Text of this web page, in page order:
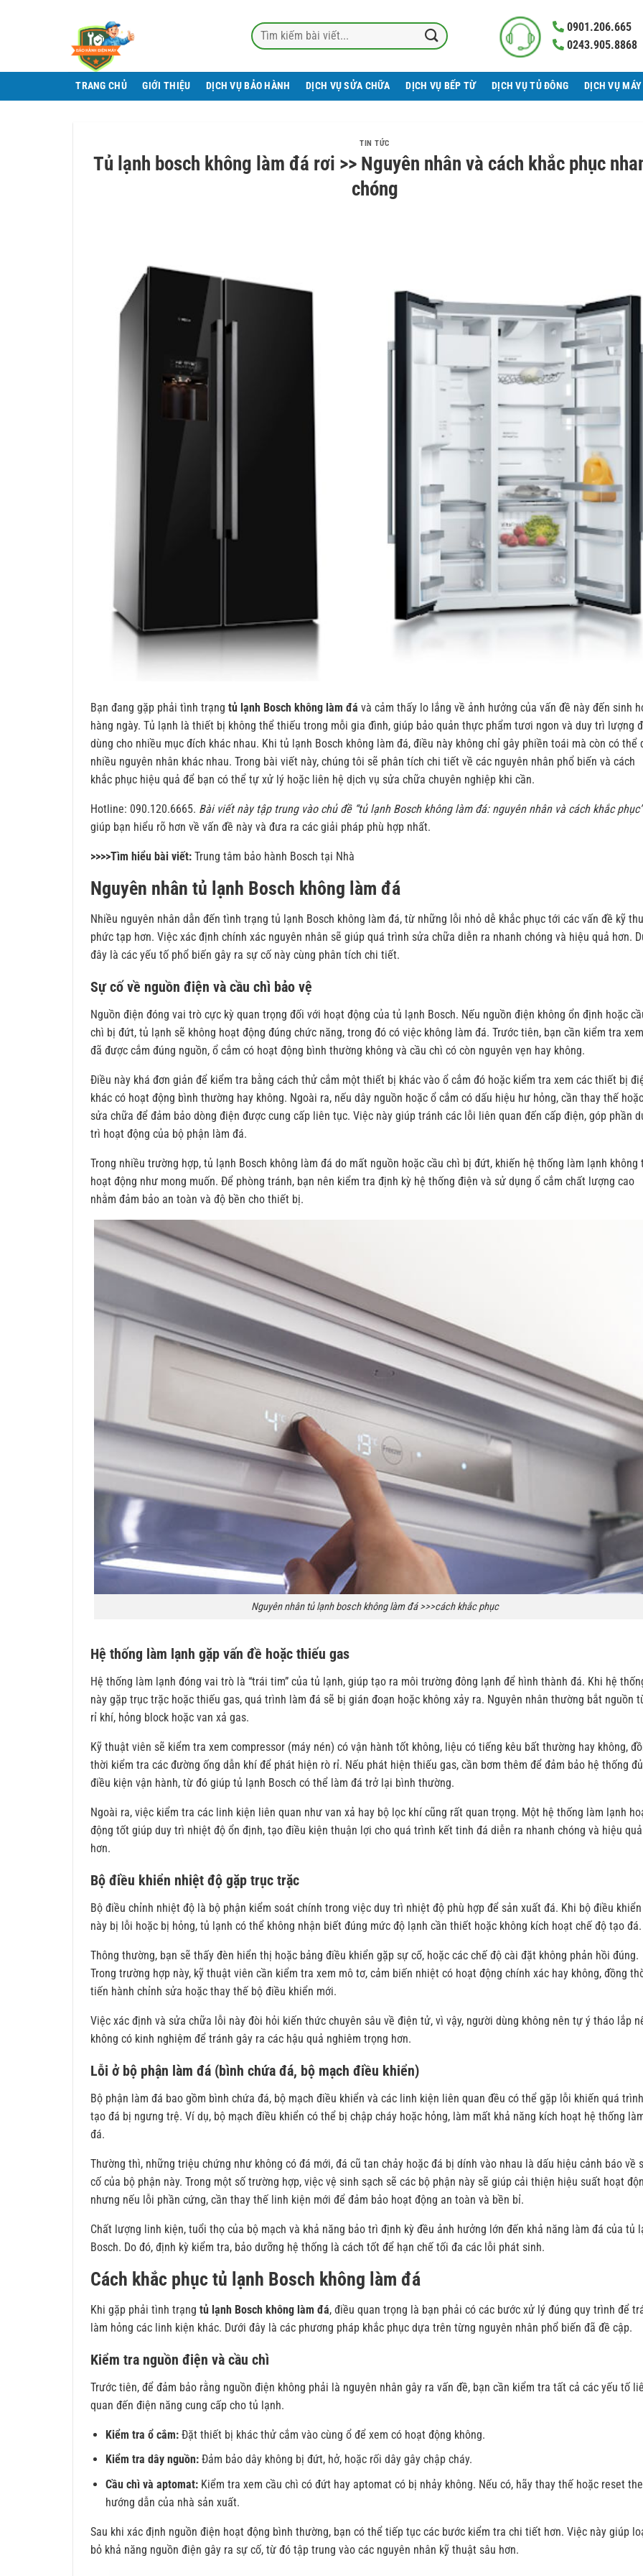
0901.206.665
0243.905.8868
TRANG CHỦ GIỚI THIỆU DỊCH VỤ BẢO HÀNH DỊCH VỤ SỬA CHỮA DỊCH VỤ BẾP TỪ DỊCH VỤ TỦ ĐÔNG DỊCH VỤ
TIN TỨC
Tủ lạnh bosch không làm đá rơi >> Nguyên nhân và cách khắc phục
chóng
Bạn đang gặp phải tình trạng tủ lạnh Bosch không làm đá và cảm thấy lo lắng về ảnh hưởng của vấn đề này đến sinh
hàng ngày. Tủ lạnh là thiết bị không thể thiếu trong mỗi gia đình, giúp bảo quản thực phẩm tươi ngon và duy trì lượng
dùng cho nhiều mục đích khác nhau. Khi tủ lạnh Bosch không làm đá, điều này không chỉ gây phiền toái mà còn có thể
nhiều nguyên nhân khác nhau. Trong bài viết này, chúng tôi sẽ phân tích chi tiết về các nguyên nhân phổ biến và cách
khắc phục hiệu quả để bạn có thể tự xử lý hoặc liên hệ dịch vụ sửa chữa chuyên nghiệp khi cần.
Hotline: 090.120.6665. Bài viết này tập trung vào chủ đề “tủ lạnh Bosch không làm đá: nguyên nhân và cách khắc phục”
giúp bạn hiểu rõ hơn về vấn đề này và đưa ra các giải pháp phù hợp nhất.
>>>>Tìm hiểu bài viết: Trung tâm bảo hành Bosch tại Nhà
Nguyên nhân tủ lạnh Bosch không làm đá
Nhiều nguyên nhân dẫn đến tình trạng tủ lạnh Bosch không làm đá, từ những lỗi nhỏ dễ khắc phục tới các vấn đề kỹ
phức tạp hơn. Việc xác định chính xác nguyên nhân sẽ giúp quá trình sửa chữa diễn ra nhanh chóng và hiệu quả hơn.
đây là các yếu tố phổ biến gây ra sự cố này cùng phân tích chi tiết.
Sự cố về nguồn điện và cầu chì bảo vệ
Nguồn điện đóng vai trò cực kỳ quan trọng đối với hoạt động của tủ lạnh Bosch. Nếu nguồn điện không ổn định hoặc
chì bị đứt, tủ lạnh sẽ không hoạt động đúng chức năng, trong đó có việc không làm đá. Trước tiên, bạn cần kiểm tra
đã được cắm đúng nguồn, ổ cắm có hoạt động bình thường không và cầu chì có còn nguyên vẹn hay không.
Điều này khá đơn giản để kiểm tra bằng cách thử cắm một thiết bị khác vào ổ cắm đó hoặc kiểm tra xem các thiết bị
khác có hoạt động bình thường hay không. Ngoài ra, nếu dây nguồn hoặc ổ cắm có dấu hiệu hư hỏng, cần thay thế hoặc
sửa chữa để đảm bảo dòng điện được cung cấp liên tục. Việc này giúp tránh các lỗi liên quan đến cấp điện, góp phần
trì hoạt động của bộ phận làm đá.
Trong nhiều trường hợp, tủ lạnh Bosch không làm đá do mất nguồn hoặc cầu chì bị đứt, khiến hệ thống làm lạnh không
hoạt động như mong muốn. Để phòng tránh, bạn nên kiểm tra định kỳ hệ thống điện và sử dụng ổ cắm chất lượng cao
nhằm đảm bảo an toàn và độ bền cho thiết bị.
Nguyên nhân tủ lạnh bosch không làm đá >>>cách khắc phục
Hệ thống làm lạnh gặp vấn đề hoặc thiếu gas
Hệ thống làm lạnh đóng vai trò là “trái tim” của tủ lạnh, giúp tạo ra môi trường đông lạnh để hình thành đá. Khi hệ
này gặp trục trặc hoặc thiếu gas, quá trình làm đá sẽ bị gián đoạn hoặc không xảy ra. Nguyên nhân thường bắt nguồn
rỉ khí, hỏng block hoặc van xả gas.
Kỹ thuật viên sẽ kiểm tra xem compressor (máy nén) có vận hành tốt không, liệu có tiếng kêu bất thường hay không,
thời kiểm tra các đường ống dẫn khí để phát hiện rò rỉ. Nếu phát hiện thiếu gas, cần bơm thêm để đảm bảo hệ thống đủ
điều kiện vận hành, từ đó giúp tủ lạnh Bosch có thể làm đá trở lại bình thường.
Ngoài ra, việc kiểm tra các linh kiện liên quan như van xả hay bộ lọc khí cũng rất quan trọng. Một hệ thống làm lạnh
động tốt giúp duy trì nhiệt độ ổn định, tạo điều kiện thuận lợi cho quá trình kết tinh đá diễn ra nhanh chóng và hiệu quả
hơn.
Bộ điều khiển nhiệt độ gặp trục trặc
Bộ điều chỉnh nhiệt độ là bộ phận kiểm soát chính trong việc duy trì nhiệt độ phù hợp để sản xuất đá. Khi bộ điều khiển
này bị lỗi hoặc bị hỏng, tủ lạnh có thể không nhận biết đúng mức độ lạnh cần thiết hoặc không kích hoạt chế độ tạo đá.
Thông thường, bạn sẽ thấy đèn hiển thị hoặc bảng điều khiển gặp sự cố, hoặc các chế độ cài đặt không phản hồi đúng.
Trong trường hợp này, kỹ thuật viên cần kiểm tra xem mô tơ, cảm biến nhiệt có hoạt động chính xác hay không, đồng
tiến hành chỉnh sửa hoặc thay thế bộ điều khiển mới.
Việc xác định và sửa chữa lỗi này đòi hỏi kiến thức chuyên sâu về điện tử, vì vậy, người dùng không nên tự ý tháo lắp
không có kinh nghiệm để tránh gây ra các hậu quả nghiêm trọng hơn.
Lỗi ở bộ phận làm đá (bình chứa đá, bộ mạch điều khiển)
Bộ phận làm đá bao gồm bình chứa đá, bộ mạch điều khiển và các linh kiện liên quan đều có thể gặp lỗi khiến quá trình
tạo đá bị ngưng trệ. Ví dụ, bộ mạch điều khiển có thể bị chập cháy hoặc hỏng, làm mất khả năng kích hoạt hệ thống
đá.
Thường thì, những triệu chứng như không có đá mới, đá cũ tan chảy hoặc đá bị dính vào nhau là dấu hiệu cảnh báo về
cố của bộ phận này. Trong một số trường hợp, việc vệ sinh sạch sẽ các bộ phận này sẽ giúp cải thiện hiệu suất hoạt
nhưng nếu lỗi phần cứng, cần thay thế linh kiện mới để đảm bảo hoạt động an toàn và bền bỉ.
Chất lượng linh kiện, tuổi thọ của bộ mạch và khả năng bảo trì định kỳ đều ảnh hưởng lớn đến khả năng làm đá của tủ
Bosch. Do đó, định kỳ kiểm tra, bảo dưỡng hệ thống là cách tốt để hạn chế tối đa các lỗi phát sinh.
Cách khắc phục tủ lạnh Bosch không làm đá
Khi gặp phải tình trạng tủ lạnh Bosch không làm đá, điều quan trọng là bạn phải có các bước xử lý đúng quy trình để
làm hỏng các linh kiện khác. Dưới đây là các phương pháp khắc phục dựa trên từng nguyên nhân phổ biến đã đề cập.
Kiểm tra nguồn điện và cầu chì
Trước tiên, để đảm bảo rằng nguồn điện không phải là nguyên nhân gây ra vấn đề, bạn cần kiểm tra tất cả các yếu tố
quan đến điện năng cung cấp cho tủ lạnh.
Kiểm tra ổ cắm:Đặt thiết bị khác thử cắm vào cùng ổ để xem có hoạt động không.
Kiểm tra dây nguồn:Đảm bảo dây không bị đứt, hở, hoặc rối dây gây chập cháy.
Cầu chì và aptomat:Kiểm tra xem cầu chì có đứt hay aptomat có bị nhảy không. Nếu có, hãy thay thế hoặc reset
hướng dẫn của nhà sản xuất.
Sau khi xác định nguồn điện hoạt động bình thường, bạn có thể tiếp tục các bước kiểm tra chi tiết hơn. Việc này giúp
bỏ khả năng nguồn điện gây ra sự cố, từ đó tập trung vào các nguyên nhân kỹ thuật sâu hơn.